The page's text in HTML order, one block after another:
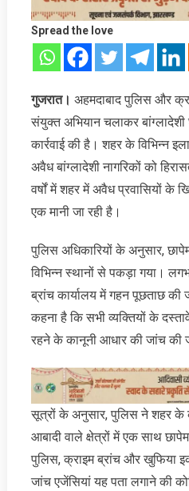
Spread the love
गुजरात। अहमदाबाद पुलिस और
संयुक्त अभियान चलाकर
कार्रवाई की है। शहर के विभिन्न
अवैध बांग्लादेशी नागरिकों को
वर्षों में शहर में अवैध प्रवासियों के
एक मानी जा रही है।
पुलिस अधिकारियों के अनुसार,
विभिन्न स्थानों से पकड़ा गया।
ब्रांच कार्यालय में गहन पूछताछ की
कहना है कि सभी व्यक्तियों के
रहने के कानूनी आधार की जांच की
सूत्रों के अनुसार, पुलिस ने शहर
आबादी वाले क्षेत्रों में एक साथ
पुलिस, क्राइम ब्रांच और खुफिया
जांच एजेंसियां यह पता लगाने की